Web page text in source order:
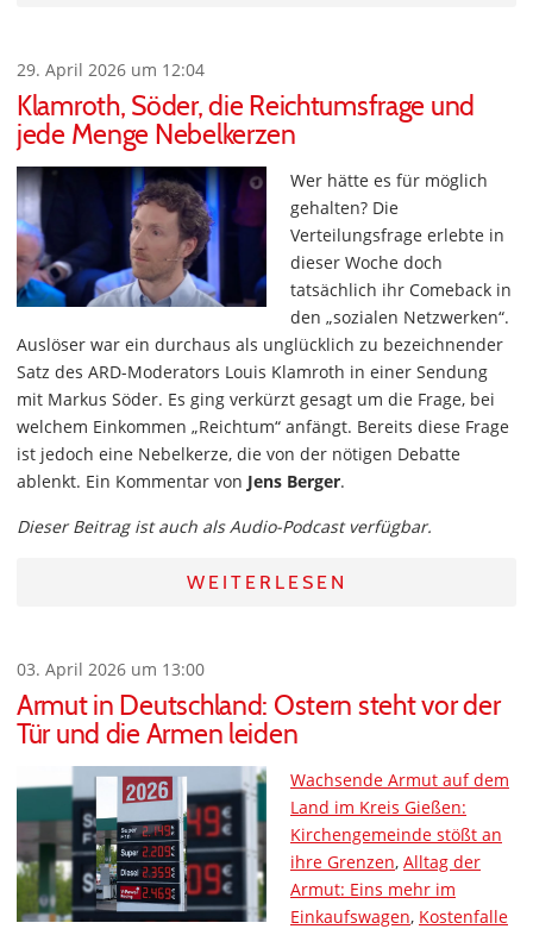
29. April 2026 um 12:04
Klamroth, Söder, die Reichtumsfrage und
jede Menge Nebelkerzen
Wer hätte es für möglich
gehalten? Die
Verteilungsfrage erlebte in
dieser Woche doch
tatsächlich ihr Comeback in
den „sozialen Netzwerken“.
Auslöser war ein durchaus als unglücklich zu bezeichnender
Satz des ARD-Moderators Louis Klamroth in einer Sendung
mit Markus Söder. Es ging verkürzt gesagt um die Frage, bei
welchem Einkommen „Reichtum“ anfängt. Bereits diese Frage
ist jedoch eine Nebelkerze, die von der nötigen Debatte
ablenkt. Ein Kommentar von Jens Berger.
Dieser Beitrag ist auch als Audio-Podcast verfügbar.
WEITERLESEN
03. April 2026 um 13:00
Armut in Deutschland: Ostern steht vor der
Tür und die Armen leiden
Wachsende Armut auf dem
Land im Kreis Gießen:
Kirchengemeinde stößt an
ihre Grenzen, Alltag der
Armut: Eins mehr im
Einkaufswagen, Kostenfalle